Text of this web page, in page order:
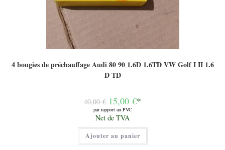
4 bougies de préchauffage Audi 80 90 1.6D 1.6TD VW Golf I II 1.6
D TD
40,00€ Le
prix
initial
était :
40,00 €.
15,00 €*
par rapport au PVC
Le
prix
actuel
est :
15,00 €.
Net de TVA
Ajouter au panier